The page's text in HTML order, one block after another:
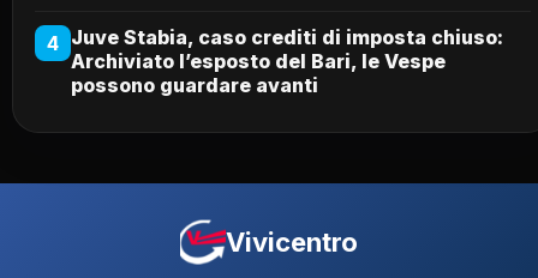
4 Juve Stabia, caso crediti di imposta chiuso:
Archiviato l’esposto del Bari, le Vespe
possono guardare avanti
Vivicentro